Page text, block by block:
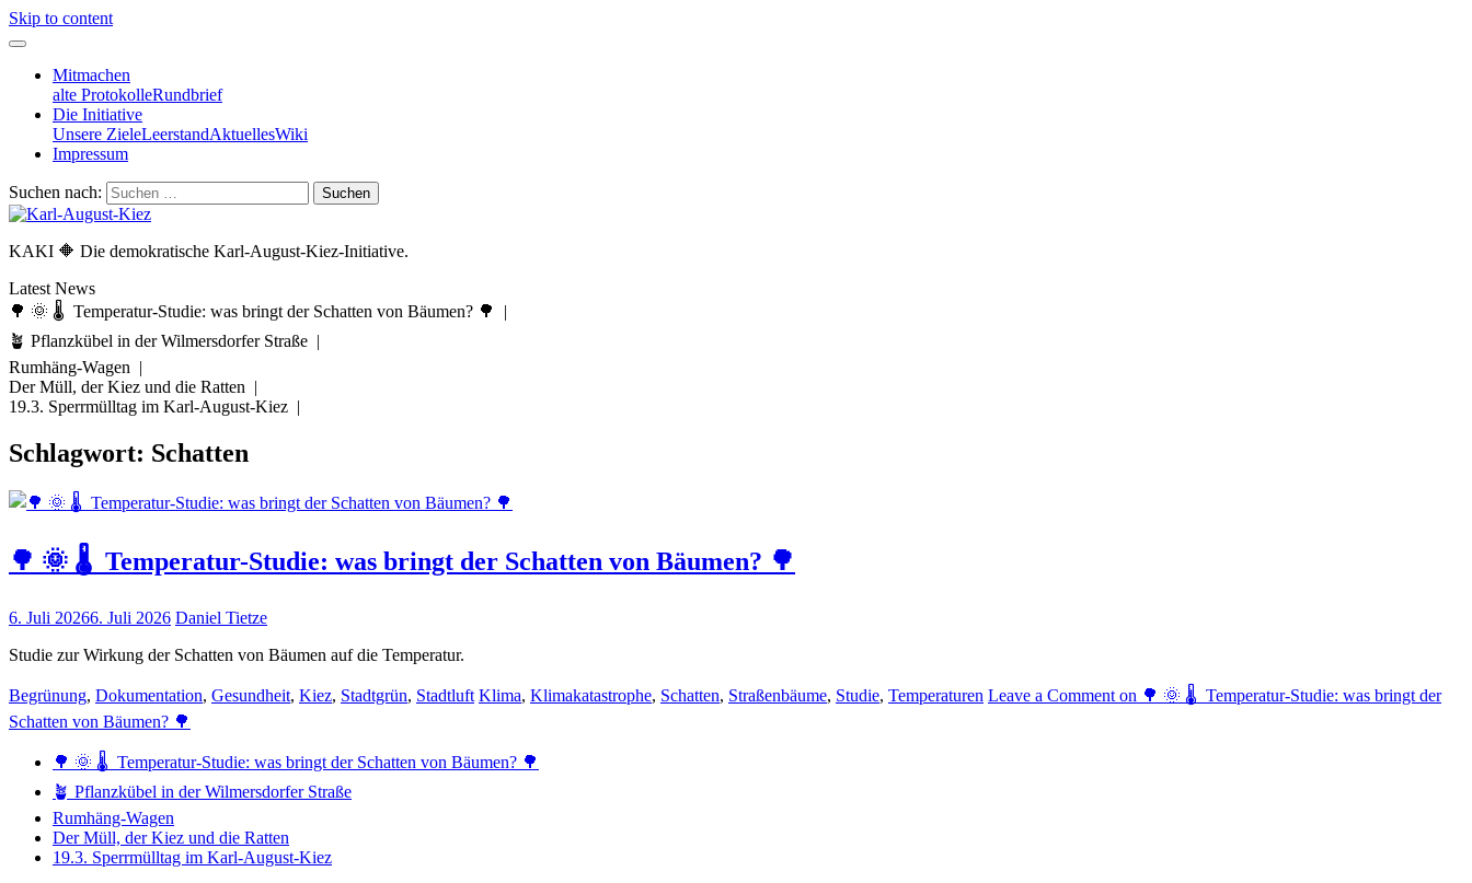
Skip to content
Mitmachen
alte ProtokolleRundbrief
Die Initiative
Unsere ZieleLeerstandAktuellesWiki
Impressum
Suchen nach:
KAKI 🔶 Die demokratische Karl-August-Kiez-Initiative.
Latest News
🌳 🌞 🌡️ Temperatur-Studie: was bringt der Schatten von Bäumen? 🌳 |
🪴 Pflanzkübel in der Wilmersdorfer Straße |
Rumhäng-Wagen |
Der Müll, der Kiez und die Ratten |
19.3. Sperrmülltag im Karl-August-Kiez |
Schlagwort: Schatten
🌳 🌞 🌡️ Temperatur-Studie: was bringt der Schatten von Bäumen? 🌳
6. Juli 20266. Juli 2026 Daniel Tietze
Studie zur Wirkung der Schatten von Bäumen auf die Temperatur.
Begrünung, Dokumentation, Gesundheit, Kiez, Stadtgrün, Stadtluft Klima, Klimakatastrophe, Schatten, Straßenbäume, Studie, Temperaturen Leave a Comment on 🌳 🌞 🌡️ Temperatur-Studie: was bringt der
Schatten von Bäumen? 🌳
🌳 🌞 🌡️ Temperatur-Studie: was bringt der Schatten von Bäumen? 🌳
🪴 Pflanzkübel in der Wilmersdorfer Straße
Rumhäng-Wagen
Der Müll, der Kiez und die Ratten
19.3. Sperrmülltag im Karl-August-Kiez